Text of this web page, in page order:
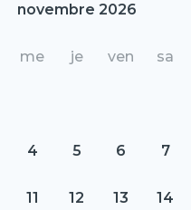
novembre 2026
me je ven sa
4 5 6 7
11 12 13 14